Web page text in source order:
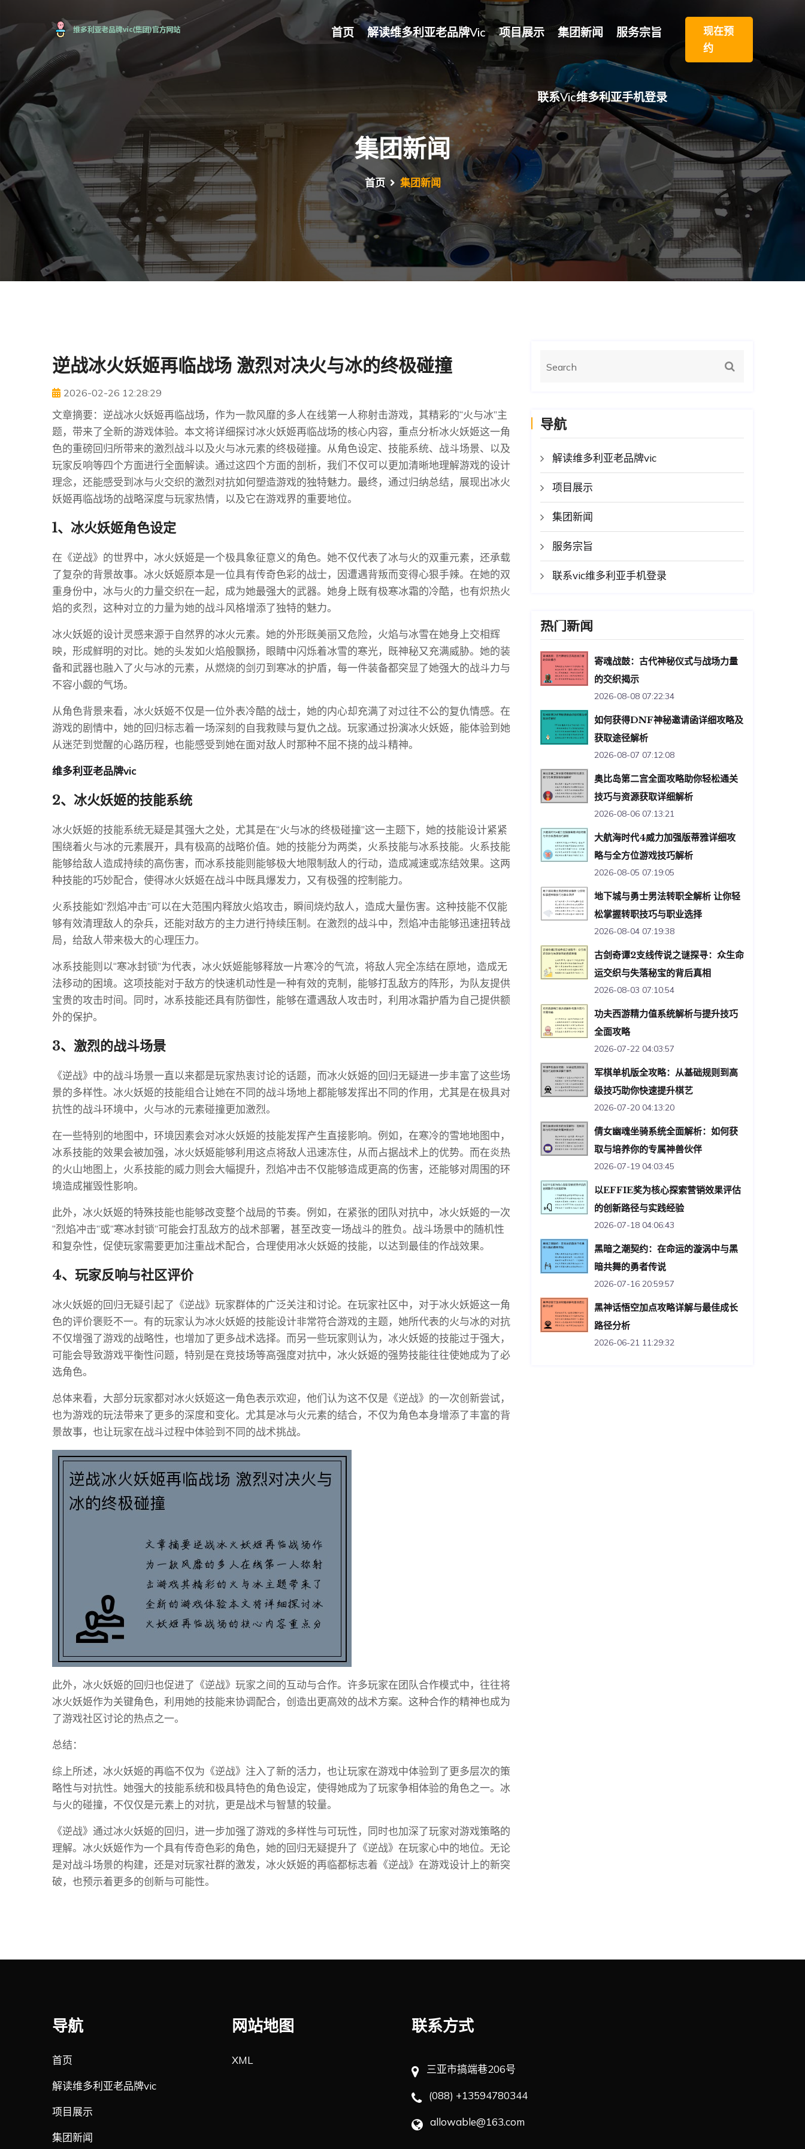
首页 解读维多利亚老品牌vic 项目展示 集团新闻 服务宗旨
联系vic维多利亚手机登录
现在预
约
集团新闻
首页 集团新闻
逆战冰火妖姬再临战场 激烈对决火与冰的终极碰撞
2026-02-26 12:28:29
文章摘要：逆战冰火妖姬再临战场，作为一款风靡的多人在线第一人称射击游戏，其精彩的“火与冰”主
题，带来了全新的游戏体验。本文将详细探讨冰火妖姬再临战场的核心内容，重点分析冰火妖姬这一角
色的重磅回归所带来的激烈战斗以及火与冰元素的终极碰撞。从角色设定、技能系统、战斗场景、以及
玩家反响等四个方面进行全面解读。通过这四个方面的剖析，我们不仅可以更加清晰地理解游戏的设计
理念，还能感受到冰与火交织的激烈对抗如何塑造游戏的独特魅力。最终，通过归纳总结，展现出冰火
妖姬再临战场的战略深度与玩家热情，以及它在游戏界的重要地位。
1、冰火妖姬角色设定
在《逆战》的世界中，冰火妖姬是一个极具象征意义的角色。她不仅代表了冰与火的双重元素，还承载
了复杂的背景故事。冰火妖姬原本是一位具有传奇色彩的战士，因遭遇背叛而变得心狠手辣。在她的双
重身份中，冰与火的力量交织在一起，成为她最强大的武器。她身上既有极寒冰霜的冷酷，也有炽热火
焰的炙烈，这种对立的力量为她的战斗风格增添了独特的魅力。
冰火妖姬的设计灵感来源于自然界的冰火元素。她的外形既美丽又危险，火焰与冰雪在她身上交相辉
映，形成鲜明的对比。她的头发如火焰般飘扬，眼睛中闪烁着冰雪的寒光，既神秘又充满威胁。她的装
备和武器也融入了火与冰的元素，从燃烧的剑刃到寒冰的护盾，每一件装备都突显了她强大的战斗力与
不容小觑的气场。
从角色背景来看，冰火妖姬不仅是一位外表冷酷的战士，她的内心却充满了对过往不公的复仇情感。在
游戏的剧情中，她的回归标志着一场深刻的自我救赎与复仇之战。玩家通过扮演冰火妖姬，能体验到她
从迷茫到觉醒的心路历程，也能感受到她在面对敌人时那种不屈不挠的战斗精神。
维多利亚老品牌vic
2、冰火妖姬的技能系统
冰火妖姬的技能系统无疑是其强大之处，尤其是在“火与冰的终极碰撞”这一主题下，她的技能设计紧紧
围绕着火与冰的元素展开，具有极高的战略价值。她的技能分为两类，火系技能与冰系技能。火系技能
能够给敌人造成持续的高伤害，而冰系技能则能够极大地限制敌人的行动，造成减速或冻结效果。这两
种技能的巧妙配合，使得冰火妖姬在战斗中既具爆发力，又有极强的控制能力。
火系技能如“烈焰冲击”可以在大范围内释放火焰攻击，瞬间烧灼敌人，造成大量伤害。这种技能不仅能
够有效清理敌人的杂兵，还能对敌方的主力进行持续压制。在激烈的战斗中，烈焰冲击能够迅速扭转战
局，给敌人带来极大的心理压力。
冰系技能则以“寒冰封锁”为代表，冰火妖姬能够释放一片寒冷的气流，将敌人完全冻结在原地，造成无
法移动的困境。这项技能对于敌方的快速机动性是一种有效的克制，能够打乱敌方的阵形，为队友提供
宝贵的攻击时间。同时，冰系技能还具有防御性，能够在遭遇敌人攻击时，利用冰霜护盾为自己提供额
外的保护。
3、激烈的战斗场景
《逆战》中的战斗场景一直以来都是玩家热衷讨论的话题，而冰火妖姬的回归无疑进一步丰富了这些场
景的多样性。冰火妖姬的技能组合让她在不同的战斗场地上都能够发挥出不同的作用，尤其是在极具对
抗性的战斗环境中，火与冰的元素碰撞更加激烈。
在一些特别的地图中，环境因素会对冰火妖姬的技能发挥产生直接影响。例如，在寒冷的雪地地图中，
冰系技能的效果会被加强，冰火妖姬能够利用这点将敌人迅速冻住，从而占据战术上的优势。而在炎热
的火山地图上，火系技能的威力则会大幅提升，烈焰冲击不仅能够造成更高的伤害，还能够对周围的环
境造成摧毁性影响。
此外，冰火妖姬的特殊技能也能够改变整个战局的节奏。例如，在紧张的团队对抗中，冰火妖姬的一次
“烈焰冲击”或“寒冰封锁”可能会打乱敌方的战术部署，甚至改变一场战斗的胜负。战斗场景中的随机性
和复杂性，促使玩家需要更加注重战术配合，合理使用冰火妖姬的技能，以达到最佳的作战效果。
4、玩家反响与社区评价
冰火妖姬的回归无疑引起了《逆战》玩家群体的广泛关注和讨论。在玩家社区中，对于冰火妖姬这一角
色的评价褒贬不一。有的玩家认为冰火妖姬的技能设计非常符合游戏的主题，她所代表的火与冰的对抗
不仅增强了游戏的战略性，也增加了更多战术选择。而另一些玩家则认为，冰火妖姬的技能过于强大，
可能会导致游戏平衡性问题，特别是在竞技场等高强度对抗中，冰火妖姬的强势技能往往使她成为了必
选角色。
总体来看，大部分玩家都对冰火妖姬这一角色表示欢迎，他们认为这不仅是《逆战》的一次创新尝试，
也为游戏的玩法带来了更多的深度和变化。尤其是冰与火元素的结合，不仅为角色本身增添了丰富的背
景故事，也让玩家在战斗过程中体验到不同的战术挑战。
此外，冰火妖姬的回归也促进了《逆战》玩家之间的互动与合作。许多玩家在团队合作模式中，往往将
冰火妖姬作为关键角色，利用她的技能来协调配合，创造出更高效的战术方案。这种合作的精神也成为
了游戏社区讨论的热点之一。
总结：
综上所述，冰火妖姬的再临不仅为《逆战》注入了新的活力，也让玩家在游戏中体验到了更多层次的策
略性与对抗性。她强大的技能系统和极具特色的角色设定，使得她成为了玩家争相体验的角色之一。冰
与火的碰撞，不仅仅是元素上的对抗，更是战术与智慧的较量。
《逆战》通过冰火妖姬的回归，进一步加强了游戏的多样性与可玩性，同时也加深了玩家对游戏策略的
理解。冰火妖姬作为一个具有传奇色彩的角色，她的回归无疑提升了《逆战》在玩家心中的地位。无论
是对战斗场景的构建，还是对玩家社群的激发，冰火妖姬的再临都标志着《逆战》在游戏设计上的新突
破，也预示着更多的创新与可能性。
导航
解读维多利亚老品牌vic
项目展示
集团新闻
服务宗旨
联系vic维多利亚手机登录
热门新闻
寄魂战鼓：古代神秘仪式与战场力量
的交织揭示
2026-08-08 07:22:34
如何获得DNF神秘邀请函详细攻略及
获取途径解析
2026-08-07 07:12:08
奥比岛第二宫全面攻略助你轻松通关
技巧与资源获取详细解析
2026-08-06 07:13:21
大航海时代4威力加强版蒂雅详细攻
略与全方位游戏技巧解析
2026-08-05 07:19:05
地下城与勇士男法转职全解析 让你轻
松掌握转职技巧与职业选择
2026-08-04 07:19:38
古剑奇谭2支线传说之谜探寻：众生命
运交织与失落秘宝的背后真相
2026-08-03 07:10:54
功夫西游精力值系统解析与提升技巧
全面攻略
2026-07-22 04:03:57
军棋单机版全攻略：从基础规则到高
级技巧助你快速提升棋艺
2026-07-20 04:13:20
倩女幽魂坐骑系统全面解析：如何获
取与培养你的专属神兽伙伴
2026-07-19 04:03:45
以EFFIE奖为核心探索营销效果评估
的创新路径与实践经验
2026-07-18 04:06:43
黑暗之潮契约：在命运的漩涡中与黑
暗共舞的勇者传说
2026-07-16 20:59:57
黑神话悟空加点攻略详解与最佳成长
路径分析
2026-06-21 11:29:32
导航
首页
解读维多利亚老品牌vic
项目展示
集团新闻
网站地图
XML
联系方式
三亚市搞端巷206号
(088) +13594780344
allowable@163.com